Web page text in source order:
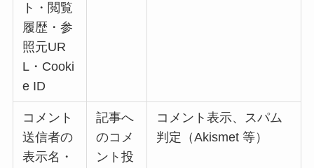
ト・閲覧
履歴・参
照元UR
L・Cooki
e ID
コメント
送信者の
表示名・
記事へ
のコメ
ント投
コメント表示、スパム
判定（Akismet 等）